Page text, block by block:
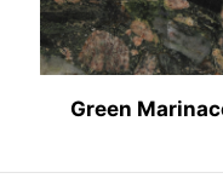
Green